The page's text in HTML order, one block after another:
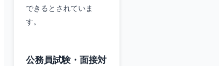
できるとされていま
す。
公務員試験・面接対